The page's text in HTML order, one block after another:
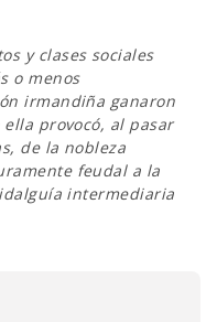
y clases sociales
o menos
irmandiña ganaron
provocó, al pasar
de la nobleza
feudal a la
intermediaria